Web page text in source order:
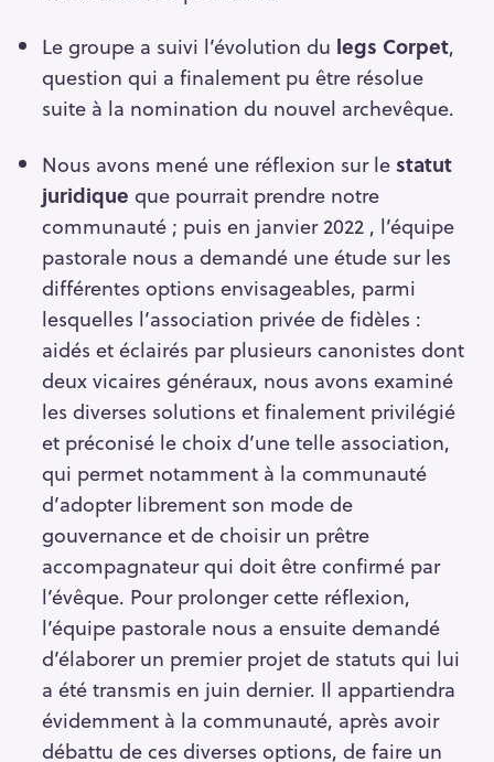
Le groupe a suivi l’évolution du legs Corpet,
question qui a finalement pu être résolue
suite à la nomination du nouvel archevêque.
Nous avons mené une réflexion sur lestatut
juridique que pourrait prendre notre
communauté ; puis en janvier 2022 , l’équipe
pastorale nous a demandé une étude sur les
différentes options envisageables, parmi
lesquelles l’association privée de fidèles :
aidés et éclairés par plusieurs canonistes dont
deux vicaires généraux, nous avons examiné
les diverses solutions et finalement privilégié
et préconisé le choix d’une telle association,
qui permet notamment à la communauté
d’adopter librement son mode de
gouvernance et de choisir un prêtre
accompagnateur qui doit être confirmé par
l’évêque. Pour prolonger cette réflexion,
l’équipe pastorale nous a ensuite demandé
d’élaborer un premier projet de statuts qui lui
a été transmis en juin dernier. Il appartiendra
évidemment à la communauté, après avoir
débattu de ces diverses options, de faire un